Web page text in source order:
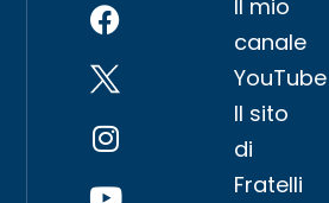
Il mio
canale
YouTube
Il sito
di
Fratelli